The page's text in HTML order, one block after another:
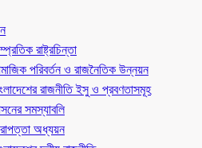
রাষ্ট্রচিন্তা
পরিবর্তন ও রাজনৈতিক উন্নয়ন
রাজনীতি ইসু ও প্রবণতাসমূহ
সমস্যাবলি
অধ্যয়ন